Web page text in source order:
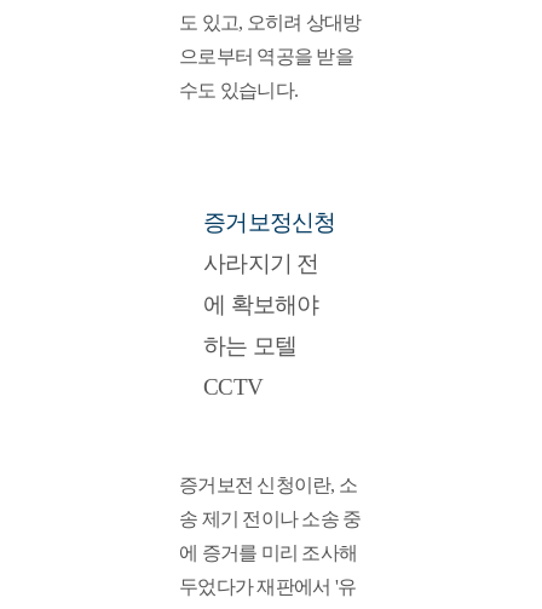
도 있고, 오히려 상대방
으로부터 역공을 받을
수도 있습니다.
증거보정신청
사라지기 전
에 확보해야
하는 모텔
CCTV
증거보전 신청이란, 소
송 제기 전이나 소송 중
에 증거를 미리 조사해
두었다가 재판에서 '유